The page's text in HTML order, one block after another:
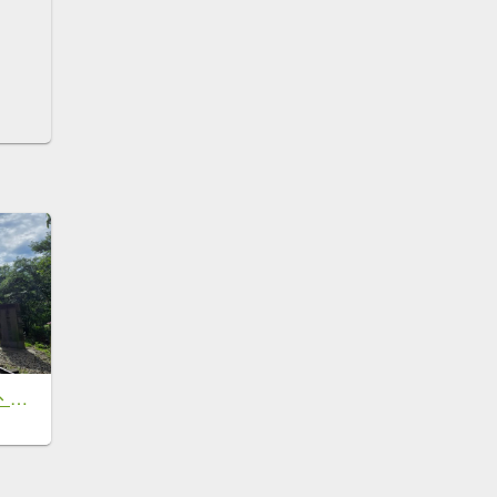
獨立山、觀音石山、阿拔泉山O繞